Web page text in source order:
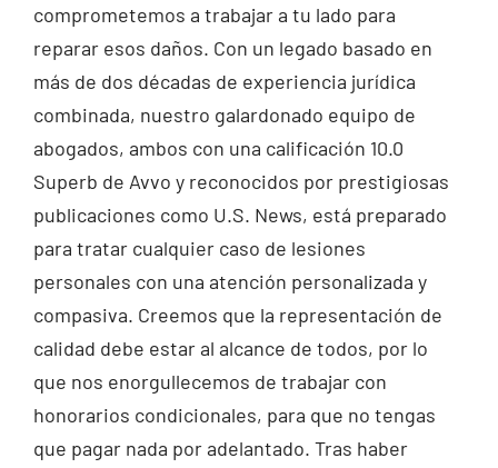
comprometemos a trabajar a tu lado para
reparar esos daños. Con un legado basado en
más de dos décadas de experiencia jurídica
combinada, nuestro galardonado equipo de
abogados, ambos con una calificación 10.0
Superb de Avvo y reconocidos por prestigiosas
publicaciones como U.S. News, está preparado
para tratar cualquier caso de lesiones
personales con una atención personalizada y
compasiva. Creemos que la representación de
calidad debe estar al alcance de todos, por lo
que nos enorgullecemos de trabajar con
honorarios condicionales, para que no tengas
que pagar nada por adelantado. Tras haber